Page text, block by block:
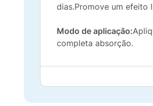
dias.Promove um efeito
Modo de aplicação:
completa absorção.